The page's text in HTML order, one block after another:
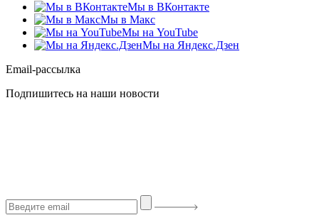
Мы в ВКонтакте
Мы в Макс
Мы на YouTube
Мы на Яндекс.Дзен
Email-рассылка
Подпишитесь на наши новости